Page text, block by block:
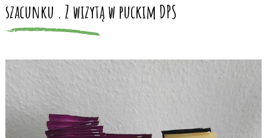
szacunku . Z wizytą w puckim DPS